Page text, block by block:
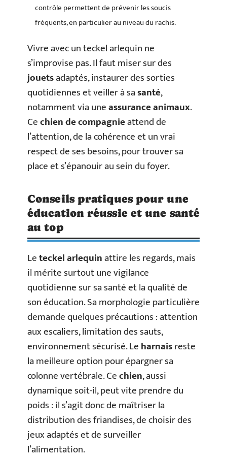
contrôle permettent de prévenir les soucis
fréquents, en particulier au niveau du rachis.
Vivre avec un teckel arlequin ne
s’improvise pas. Il faut miser sur des
jouetsadaptés, instaurer des sorties
quotidiennes et veiller à sasanté,
notamment via uneassurance animaux.
Cechien de compagnieattend de
l’attention, de la cohérence et un vrai
respect de ses besoins, pour trouver sa
place et s’épanouir au sein du foyer.
Conseils pratiques pour une
éducation réussie et une santé
au top
Leteckel arlequinattire les regards, mais
il mérite surtout une vigilance
quotidienne sur sa santé et la qualité de
son éducation. Sa morphologie particulière
demande quelques précautions : attention
aux escaliers, limitation des sauts,
environnement sécurisé. Leharnaisreste
la meilleure option pour épargner sa
colonne vertébrale. Cechien, aussi
dynamique soit-il, peut vite prendre du
poids : il s’agit donc de maîtriser la
distribution des friandises, de choisir des
jeux adaptés et de surveiller
l’alimentation.